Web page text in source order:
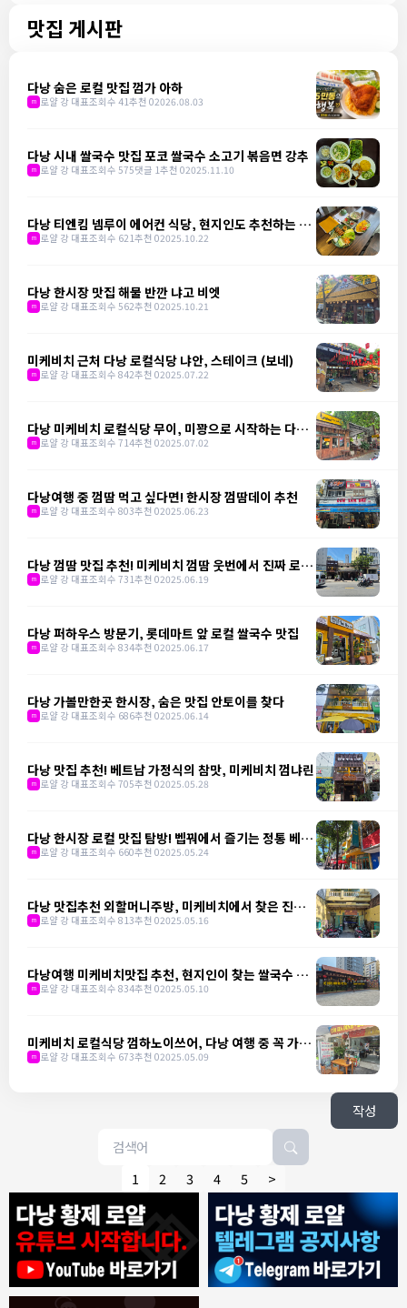
맛집 게시판
다낭 숨은 로컬 맛집 껌가 아하
m 로얄 강 대표조회수 41추천 02026.08.03
다낭 시내 쌀국수 맛집 포코 쌀국수 소고기 볶음면 강추
m 로얄 강 대표조회수 575댓글 1추천 02025.11.10
다낭 티엔킴 넴루이 에어컨 식당, 현지인도 추천하는 맛
집
m 로얄 강 대표조회수 621추천 02025.10.22
다낭 한시장 맛집 해물 반깐 냐고 비엣
m 로얄 강 대표조회수 562추천 02025.10.21
미케비치 근처 다낭 로컬식당 냐안, 스테이크 (보네)
m 로얄 강 대표조회수 842추천 02025.07.22
다낭 미케비치 로컬식당 무이, 미꽝으로 시작하는 다낭
의 하루
m 로얄 강 대표조회수 714추천 02025.07.02
다낭여행 중 껌땀 먹고 싶다면! 한시장 껌땀데이 추천
m 로얄 강 대표조회수 803추천 02025.06.23
다낭 껌땀 맛집 추천! 미케비치 껌땀 웃번에서 진짜 로컬
을 만나다
m 로얄 강 대표조회수 731추천 02025.06.19
다낭 퍼하우스 방문기, 롯데마트 앞 로컬 쌀국수 맛집
m 로얄 강 대표조회수 834추천 02025.06.17
다낭 가볼만한곳 한시장, 숨은 맛집 안토이를 찾다
m 로얄 강 대표조회수 686추천 02025.06.14
다낭 맛집 추천! 베트남 가정식의 참맛, 미케비치 껌냐린
m 로얄 강 대표조회수 705추천 02025.05.28
다낭 한시장 로컬 맛집 탐방! 벱꿔에서 즐기는 정통 베트
남 가정식
m 로얄 강 대표조회수 660추천 02025.05.24
다낭 맛집추천 외할머니주방, 미케비치에서 찾은 진짜
베트남 밥상
m 로얄 강 대표조회수 813추천 02025.05.16
다낭여행 미케비치맛집 추천, 현지인이 찾는 쌀국수 맛
집 냐항 비엣 쓰어
m 로얄 강 대표조회수 834추천 02025.05.10
미케비치 로컬식당 껌하노이쓰어, 다낭 여행 중 꼭 가야
할 곳
m 로얄 강 대표조회수 673추천 02025.05.09
작성
1 2 3 4 5 >